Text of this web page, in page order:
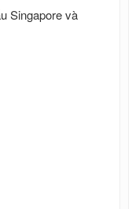
Singapore và